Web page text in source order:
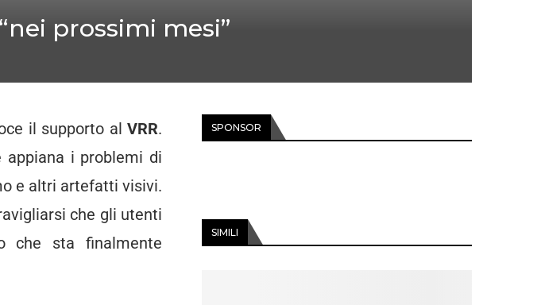
prossimi mesi”
il supporto al VRR.
i problemi di
e altri artefatti visivi.
che gli utenti
che sta finalmente
SPONSOR
SIMILI